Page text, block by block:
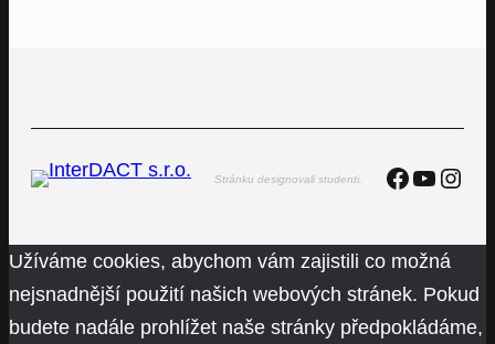
Stránku designovali studenti.
Užíváme cookies, abychom vám zajistili co možná
nejsnadnější použití našich webových stránek. Pokud
budete nadále prohlížet naše stránky předpokládáme,